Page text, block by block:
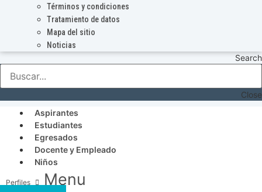
Términos y condiciones
Tratamiento de datos
Mapa del sitio
Noticias
Search
Close
Aspirantes
Estudiantes
Egresados
Docente y Empleado
Niños
Menu